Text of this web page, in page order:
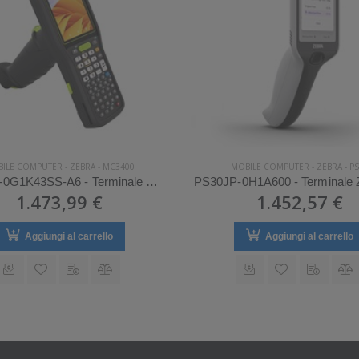
COMPUTER - ZEBRA - MC3400
MC3401-0G1K43SS-A6 - Terminale Zebra palmare modello MC3400
1.473,99 €
Aggiungi al carrello
MOBILE COMPUTER - ZEBRA -
1.452,57 €
Aggiungi al carrello